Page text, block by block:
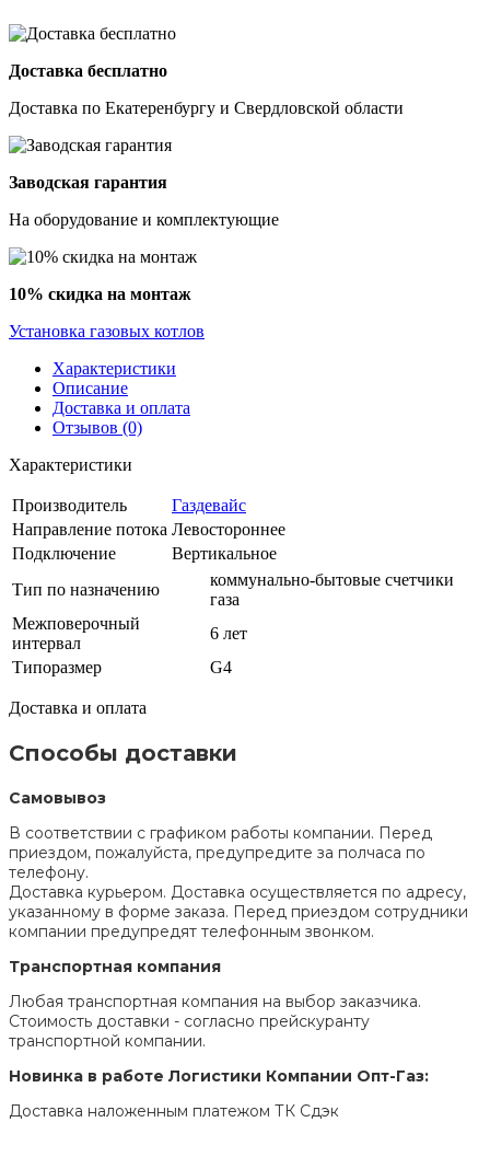
Доставка бесплатно
Доставка по Екатеренбургу и Свердловской области
Заводская гарантия
На оборудование и комплектующие
10% скидка на монтаж
Установка газовых котлов
Характеристики
Описание
Доставка и оплата
Отзывов (0)
Характеристики
Производитель
Газдевайс
Направление потока Левостороннее
Подключение
Вертикальное
Тип по назначению
коммунально-бытовые счетчики
газа
Межповерочный
интервал
6 лет
Типоразмер
G4
Доставка и оплата
Способы доставки
Самовывоз
В соответствии с графиком работы компании. Перед
приездом, пожалуйста, предупредите за полчаса по
телефону.
Доставка курьером. Доставка осуществляется по адресу,
указанному в форме заказа. Перед приездом сотрудники
компании предупредят телефонным звонком.
Транспортная компания
Любая транспортная компания на выбор заказчика.
Стоимость доставки - согласно прейскуранту
транспортной компании.
Новинка в работе Логистики Компании Опт-Газ:
Доставка наложенным платежом ТК Сдэк